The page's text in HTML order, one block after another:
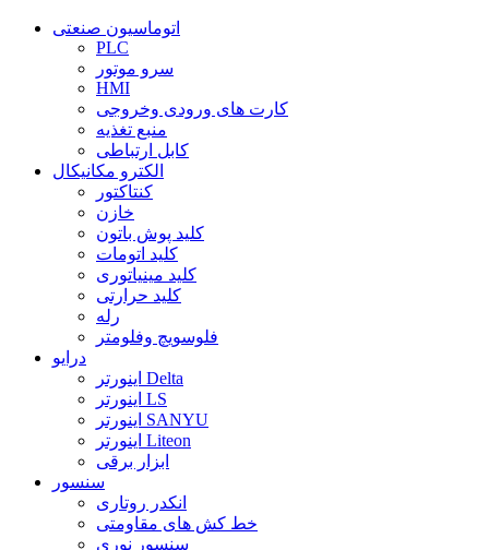
اتوماسیون صنعتی
PLC
سرو موتور
HMI
کارت های ورودی وخروجی
منبع تغذیه
کابل ارتباطی
الکترو مکانیکال
کنتاکتور
خازن
کلید پوش باتون
کلید اتومات
کلید مینیاتوری
کلید حرارتی
رله
فلوسویچ وفلومتر
درایو
اینورتر Delta
اینورتر LS
اینورتر SANYU
اینورتر Liteon
ابزار برقی
سنسور
انکدر روتاری
خط کش های مقاومتی
سنسور نوری